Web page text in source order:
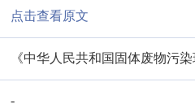
点击查看原文
《中华人民共和国固体废物污
-